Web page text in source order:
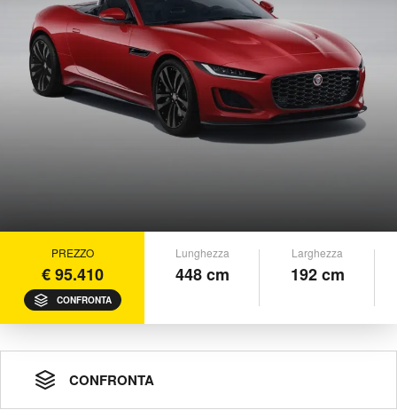
PREZZO
€ 95.410
CONFRONTA
Lunghezza
448 cm
Larghezza
192 cm
CONFRONTA